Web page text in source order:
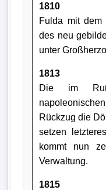
1810
Fulda mit dem
des neu
unter
1813
Die im
Rückzug die
setzen
kommt nun
Verwaltung.
1815